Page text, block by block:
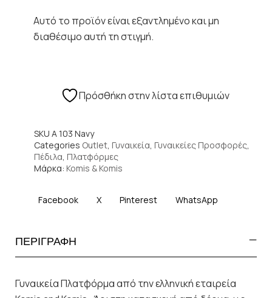
Αυτό το προϊόν είναι εξαντλημένο και μη
διαθέσιμο αυτή τη στιγμή.
Πρόσθήκη στην λίστα επιθυμιών
SKU A 103 Navy
Categories Outlet, Γυναικεία, Γυναικείες Προσφορές,
Πέδιλα, Πλατφόρμες
Μάρκα: Komis & Komis
Facebook X Pinterest WhatsApp
ΠΕΡΙΓΡΑΦΗ
Γυναικεία Πλατφόρμα από την ελληνική εταιρεία